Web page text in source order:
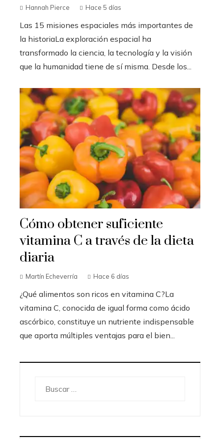
Hannah Pierce Hace 5 días
Las 15 misiones espaciales más importantes de
la historiaLa exploración espacial ha
transformado la ciencia, la tecnología y la visión
que la humanidad tiene de sí misma. Desde los...
Cómo obtener suficiente
vitamina C a través de la dieta
diaria
Martín Echeverría Hace 6 días
¿Qué alimentos son ricos en vitamina C?La
vitamina C, conocida de igual forma como ácido
ascórbico, constituye un nutriente indispensable
que aporta múltiples ventajas para el bien...